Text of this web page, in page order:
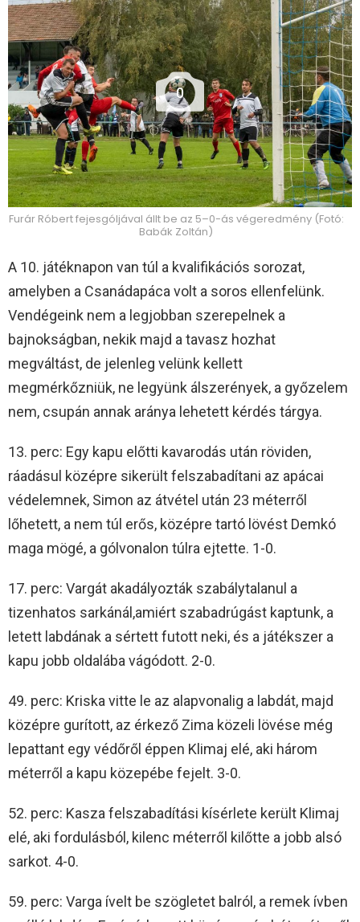
0
Furár Róbert fejesgóljával állt be az 5–0-ás végeredmény (Fotó:
Babák Zoltán)
A 10. játéknapon van túl a kvalifikációs sorozat,
amelyben a Csanádapáca volt a soros ellenfelünk.
Vendégeink nem a legjobban szerepelnek a
bajnokságban, nekik majd a tavasz hozhat
megváltást, de jelenleg velünk kellett
megmérkőzniük, ne legyünk álszerények, a győzelem
nem, csupán annak aránya lehetett kérdés tárgya.
13. perc: Egy kapu előtti kavarodás után röviden,
ráadásul középre sikerült felszabadítani az apácai
védelemnek, Simon az átvétel után 23 méterről
lőhetett, a nem túl erős, középre tartó lövést Demkó
maga mögé, a gólvonalon túlra ejtette. 1-0.
17. perc: Vargát akadályozták szabálytalanul a
tizenhatos sarkánál,amiért szabadrúgást kaptunk, a
letett labdának a sértett futott neki, és a játékszer a
kapu jobb oldalába vágódott. 2-0.
49. perc: Kriska vitte le az alapvonalig a labdát, majd
középre gurított, az érkező Zima közeli lövése még
lepattant egy védőről éppen Klimaj elé, aki három
méterről a kapu közepébe fejelt. 3-0.
52. perc: Kasza felszabadítási kísérlete került Klimaj
elé, aki fordulásból, kilenc méterről kilőtte a jobb alsó
sarkot. 4-0.
59. perc: Varga ívelt be szögletet balról, a remek ívben